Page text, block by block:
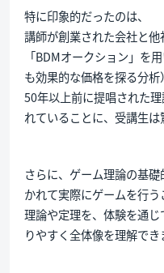
特に印象的だったのは、
講師が創業された会社と他
「BDMオークション」を
も効果的な価格を探る分析
50年以上前に提唱された
れていることに、受講生は
さらに、ゲーム理論の基
かれて実際にゲームを行う
理論や定理を、体験を通
りやすく全体像を理解でき